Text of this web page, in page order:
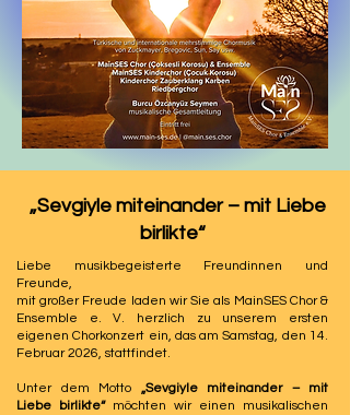
„Sevgiyle miteinander – mit Liebe
birlikte“
Liebe musikbegeisterte Freundinnen und
Freunde,
mit großer Freude laden wir Sie als MainSES Chor &
Ensemble e. V. herzlich zu unserem ersten
eigenen Chorkonzert ein, das am Samstag, den 14.
Februar 2026, stattfindet.
Unter dem Motto „Sevgiyle miteinander – mit
Liebe birlikte“ möchten wir einen musikalischen